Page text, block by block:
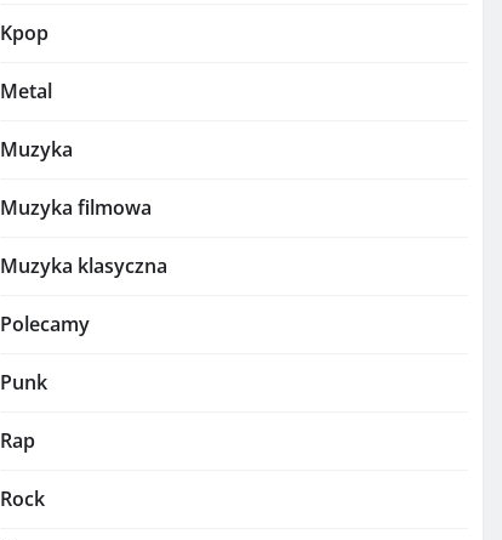
Kpop
Metal
Muzyka
Muzyka filmowa
Muzyka klasyczna
Polecamy
Punk
Rap
Rock